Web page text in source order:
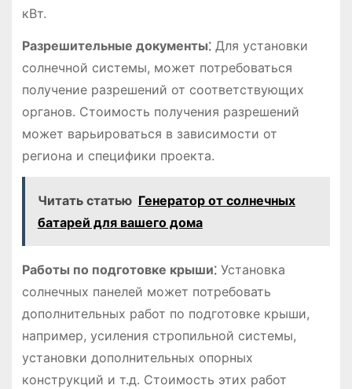
кВт.
Разрешительные документы⁚Для установки
солнечной системы, может потребоваться
получение разрешений от соответствующих
органов. Стоимость получения разрешений
может варьироваться в зависимости от
региона и специфики проекта.
Читать статью Генератор от солнечных
батарей для вашего дома
Работы по подготовке крыши⁚Установка
солнечных панелей может потребовать
дополнительных работ по подготовке крыши,
например, усиления стропильной системы,
установки дополнительных опорных
конструкций и т.д. Стоимость этих работ